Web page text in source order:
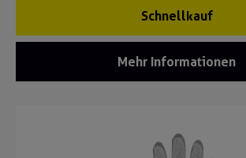
Schnellkauf
Mehr Informationen